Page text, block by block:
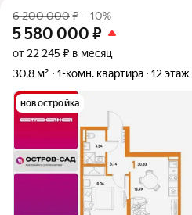
6 200 000₽ –10%
5 580 000 ₽
от 22 245 ₽ в месяц
30,8 м²
1-комн. квартира 12 этаж
новостройка